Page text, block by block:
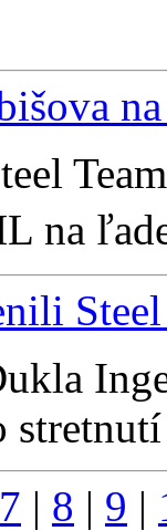
na
7 | 8 | 9 |